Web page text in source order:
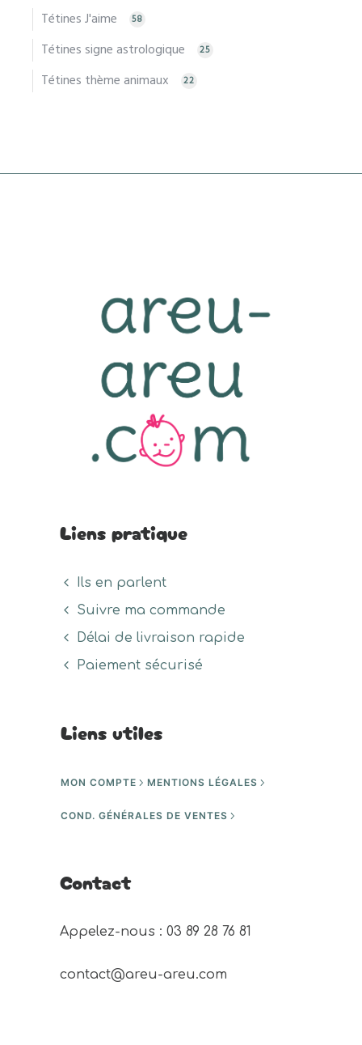
Tétines J'aime 58
Tétines signe astrologique 25
Tétines thème animaux 22
Liens pratique
Ils en parlent
Suivre ma commande
Délai de livraison rapide
Paiement sécurisé
Liens utiles
MON COMPTE MENTIONS LÉGALES
COND. GÉNÉRALES DE VENTES
Contact
Appelez-nous : 03 89 28 76 81
contact@areu-areu.com